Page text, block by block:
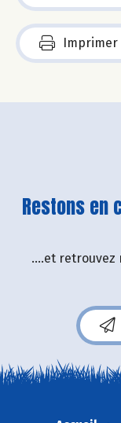
Restons en
....et retrouvez